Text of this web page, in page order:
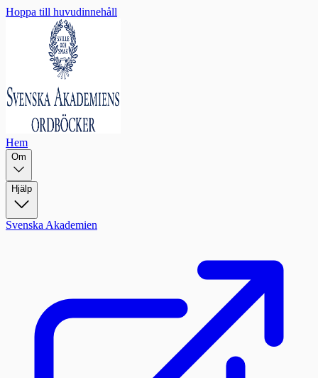
Hoppa till huvudinnehåll
Hem
Om
Hjälp
Svenska Akademien